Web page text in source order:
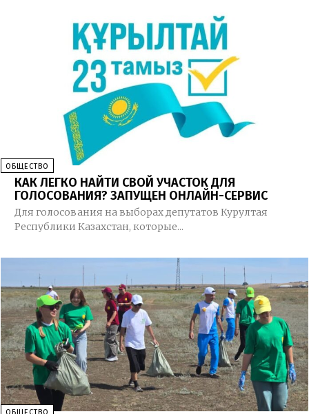
ОБЩЕСТВО
КАК ЛЕГКО НАЙТИ СВОЙ УЧАСТОК ДЛЯ
ГОЛОСОВАНИЯ? ЗАПУЩЕН ОНЛАЙН-СЕРВИС
Для голосования на выборах депутатов Курултая
Республики Казахстан, которые...